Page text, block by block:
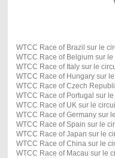
WTCC Race of Brazil sur le
WTCC Race of Belgium sur
WTCC Race of Italy sur le
WTCC Race of Hungary sur
WTCC Race of Czech
WTCC Race of Portugal sur
WTCC Race of UK sur le
WTCC Race of Germany sur
WTCC Race of Spain sur le
WTCC Race of Japan sur le
WTCC Race of China sur le
WTCC Race of Macau sur le